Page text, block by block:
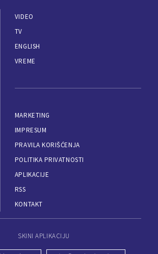
VIDEO
TV
ENGLISH
VREME
MARKETING
IMPRESUM
PRAVILA KORIŠĆENJA
POLITIKA PRIVATNOSTI
APLIKACIJE
RSS
KONTAKT
SKINI APLIKACIJU